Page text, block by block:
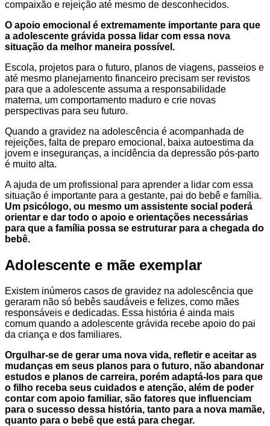
compaixão e rejeição até mesmo de desconhecidos.
O apoio emocional é extremamente importante para que
a adolescente grávida possa lidar com essa nova
situação da melhor maneira possível.
Escola, projetos para o futuro, planos de viagens, passeios e
até mesmo planejamento financeiro precisam ser revistos
para que a adolescente assuma a responsabilidade
materna, um comportamento maduro e crie novas
perspectivas para seu futuro.
Quando a gravidez na adolescência é acompanhada de
rejeições, falta de preparo emocional, baixa autoestima da
jovem e inseguranças, a incidência da depressão pós-parto
é muito alta.
A ajuda de um profissional para aprender a lidar com essa
situação é importante para a gestante, pai do bebê e família.
Um psicólogo, ou mesmo um assistente social poderá
orientar e dar todo o apoio e orientações necessárias
para que a família possa se estruturar para a chegada do
bebê.
Adolescente e mãe exemplar
Existem inúmeros casos de gravidez na adolescência que
geraram não só bebês saudáveis e felizes, como mães
responsáveis e dedicadas. Essa história é ainda mais
comum quando a adolescente grávida recebe apoio do pai
da criança e dos familiares.
Orgulhar-se de gerar uma nova vida, refletir e aceitar as
mudanças em seus planos para o futuro, não abandonar
estudos e planos de carreira, porém adaptá-los para que
o filho receba seus cuidados e atenção, além de poder
contar com apoio familiar, são fatores que influenciam
para o sucesso dessa história, tanto para a nova mamãe,
quanto para o bebê que está para chegar.